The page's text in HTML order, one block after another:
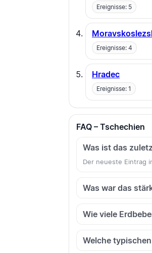
Ereignisse: 5
Ereignisse: 4
Hradec
Ereignisse: 1
FAQ – Tschechien
Was ist das
Der neueste Eintrag
Was war das
Wie viele
Welche